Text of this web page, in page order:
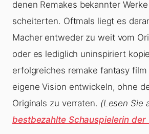
denen Remakes bekannter
scheiterten. Oftmals liegt es
Macher entweder zu weit vom
oder es lediglich uninspiriert
erfolgreiches remake fantasy
eigene Vision entwickeln, ohne
Originals zu verraten. (Lesen Sie
bestbezahlte Schauspielerin